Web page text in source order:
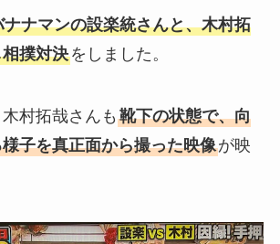
ナナマンの設楽統さんと、木村拓
撲対決をしました。
村拓哉さんも 靴下の状態で、向
子を真正面から撮った映像が映